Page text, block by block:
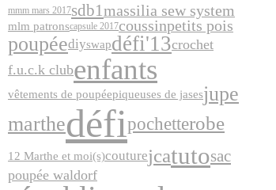
mmm mars 2017sdb1massilia sew system
mlm patronscapsule 2017coussinpetits pois
poupéediyswapdéfi'13crochet
f.u.c.k clubenfants
vêtements de poupéepiqueuses de jasesjupe
marthedéfipochetterobe
12 Marthe et moi(s)couturejcatutosac
poupée waldorf